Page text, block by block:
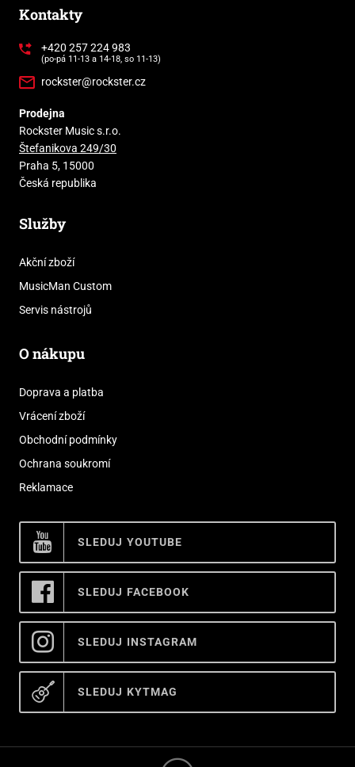
Kontakty
+420 257 224 983
(po-pá 11-13 a 14-18, so 11-13)
rockster@rockster.cz
Prodejna
Rockster Music s.r.o.
Štefanikova 249/30
Praha 5, 15000
Česká republika
Služby
Akční zboží
MusicMan Custom
Servis nástrojů
O nákupu
Doprava a platba
Vrácení zboží
Obchodní podmínky
Ochrana soukromí
Reklamace
SLEDUJ YOUTUBE
SLEDUJ FACEBOOK
SLEDUJ INSTAGRAM
SLEDUJ KYTMAG